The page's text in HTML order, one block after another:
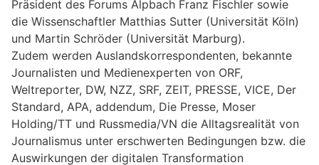
Präsident des Forums Alpbach Franz Fischler sowie
die Wissenschaftler Matthias Sutter (Universität Köln)
und Martin Schröder (Universität Marburg).
Zudem werden Auslandskorrespondenten, bekannte
Journalisten und Medienexperten von ORF,
Weltreporter, DW, NZZ, SRF, ZEIT, PRESSE, VICE, Der
Standard, APA, addendum, Die Presse, Moser
Holding/TT und Russmedia/VN die Alltagsrealität von
Journalismus unter erschwerten Bedingungen bzw. die
Auswirkungen der digitalen Transformation